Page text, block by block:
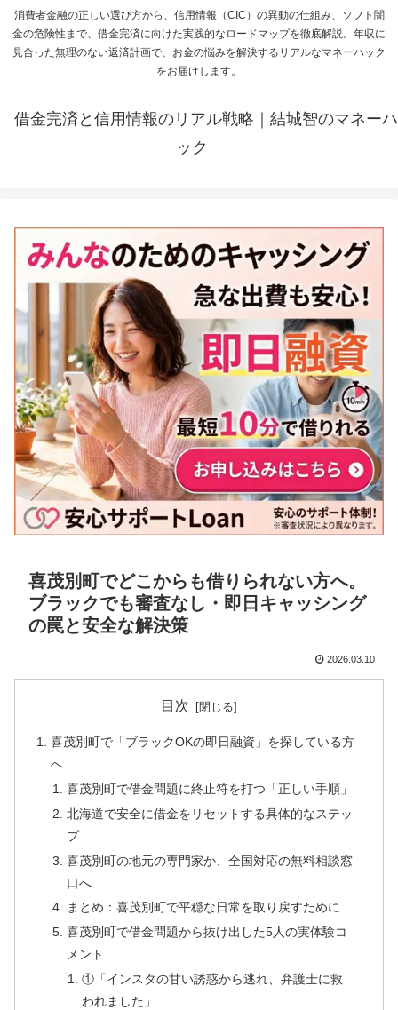
消費者金融の正しい選び方から、信用情報（CIC）の異動の仕組み、ソフト闇
金の危険性まで、借金完済に向けた実践的なロードマップを徹底解説。年収に
見合った無理のない返済計画で、お金の悩みを解決するリアルなマネーハック
をお届けします。
借金完済と信用情報のリアル戦略｜結城智のマネーハ
ック
喜茂別町でどこからも借りられない方へ。
ブラックでも審査なし・即日キャッシング
の罠と安全な解決策
2026.03.10
目次
喜茂別町で「ブラックOKの即日融資」を探している方
へ
喜茂別町で借金問題に終止符を打つ「正しい手順」
北海道で安全に借金をリセットする具体的なステッ
プ
喜茂別町の地元の専門家か、全国対応の無料相談窓
口へ
まとめ：喜茂別町で平穏な日常を取り戻すために
喜茂別町で借金問題から抜け出した5人の実体験コ
メント
①「インスタの甘い誘惑から逃れ、弁護士に救
われました」